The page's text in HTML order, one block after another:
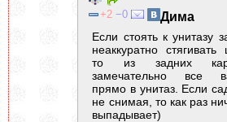
2 0 Дима
Если стоять к унитазу
неаккуратно стягивать
то из задних
замечательно все
прямо в унитаз. Если
не снимая, то как раз
выпадывает)